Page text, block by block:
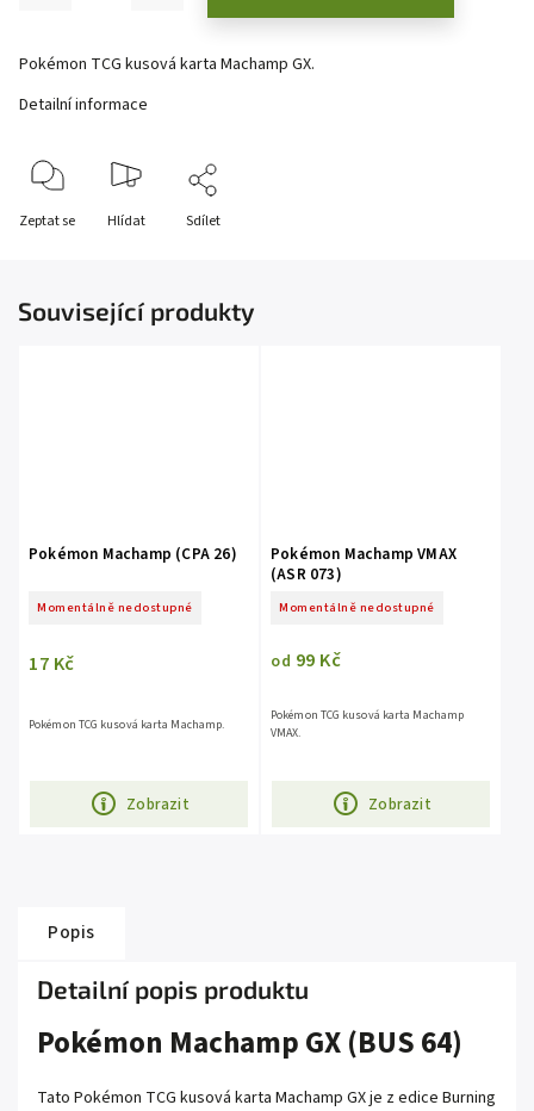
Pokémon TCG kusová karta Machamp GX.
Detailní informace
Zeptat se Hlídat Sdílet
Související produkty
Pokémon Machamp (CPA 26)
Momentálně nedostupné
17 Kč
Zobrazit
Pokémon TCG kusová karta Machamp.
Pokémon Machamp VMAX
(ASR 073)
Momentálně nedostupné
od 99 Kč
Zobrazit
Pokémon TCG kusová karta Machamp
VMAX.
Popis
Detailní popis produktu
Pokémon Machamp GX (BUS 64)
Tato Pokémon TCG kusová karta Machamp GX je z edice Burning